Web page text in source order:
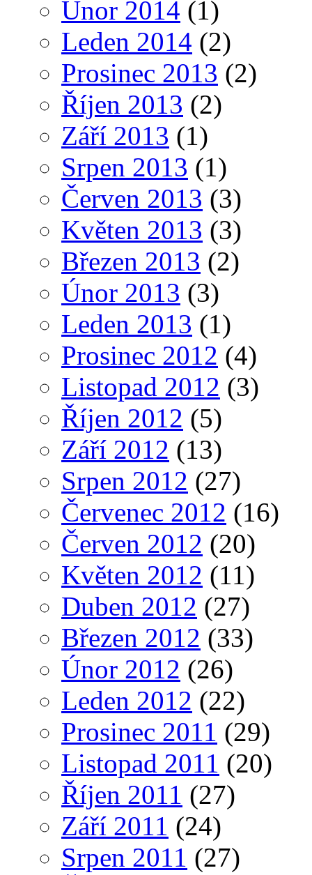
Únor 2014 (1)
Leden 2014 (2)
Prosinec 2013 (2)
Říjen 2013 (2)
Září 2013 (1)
Srpen 2013 (1)
Červen 2013 (3)
Květen 2013 (3)
Březen 2013 (2)
Únor 2013 (3)
Leden 2013 (1)
Prosinec 2012 (4)
Listopad 2012 (3)
Říjen 2012 (5)
Září 2012 (13)
Srpen 2012 (27)
Červenec 2012 (16)
Červen 2012 (20)
Květen 2012 (11)
Duben 2012 (27)
Březen 2012 (33)
Únor 2012 (26)
Leden 2012 (22)
Prosinec 2011 (29)
Listopad 2011 (20)
Říjen 2011 (27)
Září 2011 (24)
Srpen 2011 (27)